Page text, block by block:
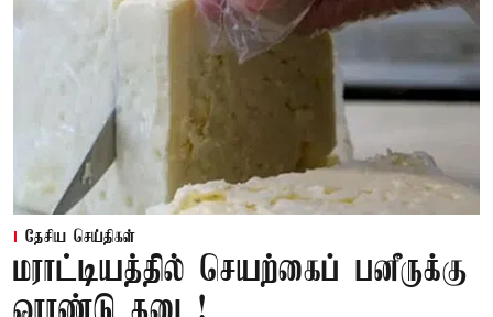
தேசிய செய்திகள்
மராட்டியத்தில் செயற்கைப் பனீருக்கு